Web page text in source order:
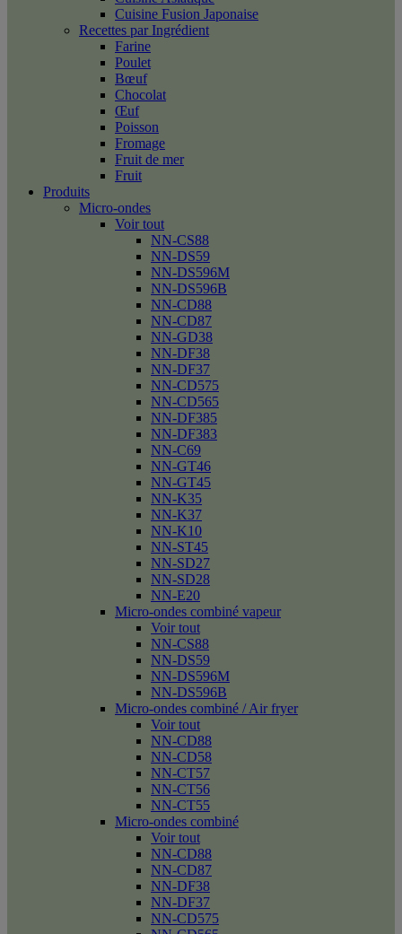
Cuisine Fusion Japonaise
Recettes par Ingrédient
Farine
Poulet
Bœuf
Chocolat
Œuf
Poisson
Fromage
Fruit de mer
Fruit
Produits
Micro-ondes
Voir tout
NN-CS88
NN-DS59
NN-DS596M
NN-DS596B
NN-CD88
NN-CD87
NN-GD38
NN-DF38
NN-DF37
NN-CD575
NN-CD565
NN-DF385
NN-DF383
NN-C69
NN-GT46
NN-GT45
NN-K35
NN-K37
NN-K10
NN-ST45
NN-SD27
NN-SD28
NN-E20
Micro-ondes combiné vapeur
Voir tout
NN-CS88
NN-DS59
NN-DS596M
NN-DS596B
Micro-ondes combiné / Air fryer
Voir tout
NN-CD88
NN-CD58
NN-CT57
NN-CT56
NN-CT55
Micro-ondes combiné
Voir tout
NN-CD88
NN-CD87
NN-DF38
NN-DF37
NN-CD575